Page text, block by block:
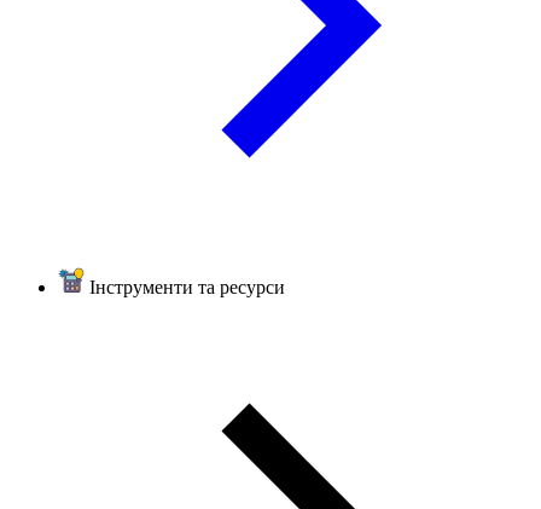
Інструменти та ресурси